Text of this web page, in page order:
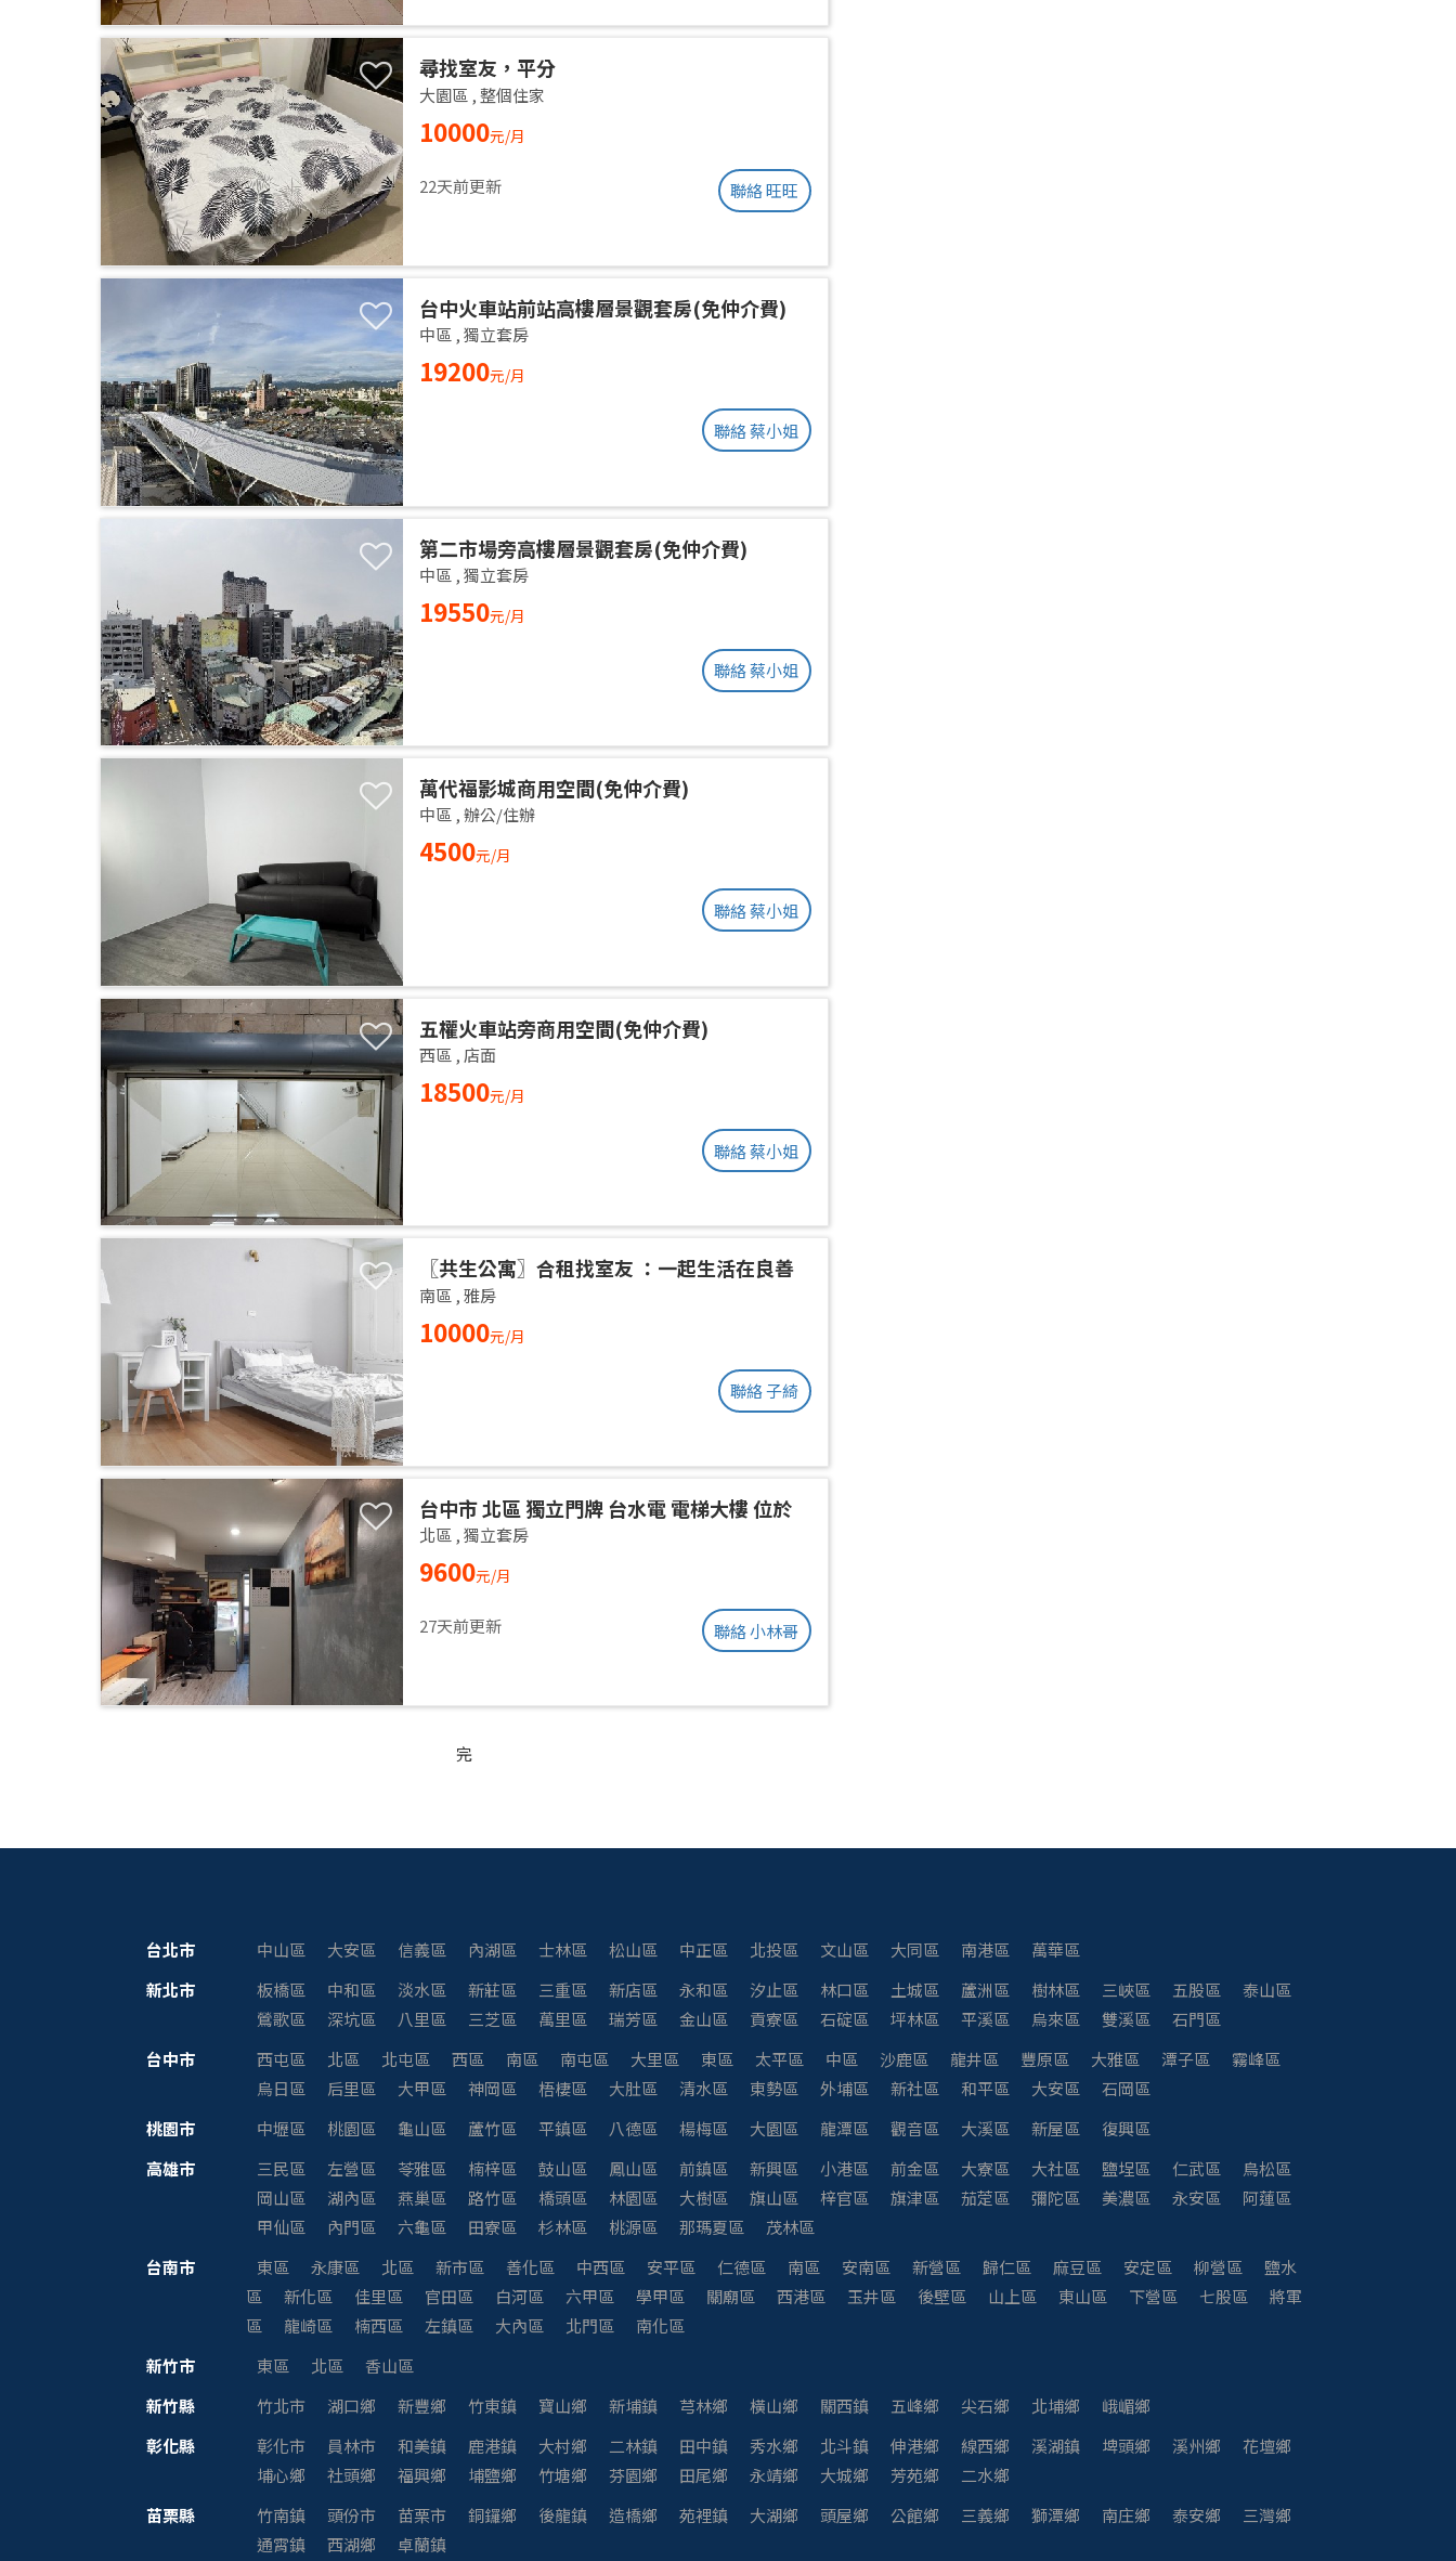
尋找室友，平分
大園區 ,整個住家
10000元/月
22天前更新 聯絡 旺旺
台中火車站前站高樓層景觀套房(免仲介費)
中區 ,獨立套房
19200元/月
聯絡 蔡小姐
第二市場旁高樓層景觀套房(免仲介費)
中區 ,獨立套房
19550元/月
聯絡 蔡小姐
萬代福影城商用空間(免仲介費)
中區 ,辦公/住辦
4500元/月
聯絡 蔡小姐
五權火車站旁商用空間(免仲介費)
西區 , 店面
18500元/月
聯絡 蔡小姐
〖共生公寓〗合租找室友 ：一起生活在良善
的居家環境
南區 ,雅房
10000元/月
聯絡 子綺
台中市 北區 獨立門牌 台水電 電梯大樓 位於
14樓 權狀10坪 有獨立陽台通風採光好 獨曬
獨洗 不會淋雨
北區 ,獨立套房
9600元/月
27天前更新 聯絡 小林哥
完
台北市 中山區 大安區 信義區 內湖區 士林區 松山區 中正區 北投區 文山區 大同區 南港區
萬華區
新北市
板橋區 中和區 淡水區 新莊區 三重區 新店區 永和區 汐止區 林口區 土城區 蘆洲區 樹林區 三峽區 五股區
泰山區
鶯歌區
深坑區 八里區 三芝區 萬里區 瑞芳區 金山區 貢寮區 石碇區 坪林區 平溪區 烏來區 雙溪區
石門區
台中市
西屯區 北區 北屯區 西區 南區 南屯區 大里區 東區 太平區 中區 沙鹿區 龍井區 豐原區 大雅區 潭子區
霧峰區
烏日區
后里區 大甲區 神岡區 梧棲區 大肚區 清水區 東勢區 外埔區 新社區 和平區 大安區
石岡區
桃園市
中壢區 桃園區 龜山區 蘆竹區 平鎮區 八德區 楊梅區 大園區 龍潭區 觀音區 大溪區 新屋區
復興區
高雄市
三民區 左營區 苓雅區 楠梓區 鼓山區 鳳山區 前鎮區 新興區 小港區 前金區 大寮區 大社區 鹽埕區 仁武區
鳥松區
岡山區
湖內區 燕巢區 路竹區 橋頭區 林園區 大樹區 旗山區 梓官區 旗津區 茄萣區 彌陀區 美濃區 永安區
阿蓮區
甲仙區
內門區 六龜區 田寮區 杉林區 桃源區 那瑪夏區
茂林區
台南市
東區 永康區 北區 新市區 善化區 中西區 安平區 仁德區 南區 安南區 新營區 歸仁區 麻豆區 安定區 柳營區
鹽水
區
新化區 佳里區 官田區 白河區 六甲區 學甲區 關廟區 西港區 玉井區 後壁區 山上區 東山區 下營區 七股區
將軍
區
龍崎區 楠西區 左鎮區 大內區 北門區
南化區
新竹市
東區 北區
香山區
新竹縣
竹北市 湖口鄉 新豐鄉 竹東鎮 寶山鄉 新埔鎮 芎林鄉 橫山鄉 關西鎮 五峰鄉 尖石鄉 北埔鄉
峨嵋鄉
彰化縣
彰化市 員林市 和美鎮 鹿港鎮 大村鄉 二林鎮 田中鎮 秀水鄉 北斗鎮 伸港鄉 線西鄉 溪湖鎮 埤頭鄉 溪州鄉
花壇鄉
埔心鄉
社頭鄉 福興鄉 埔鹽鄉 竹塘鄉 芬園鄉 田尾鄉 永靖鄉 大城鄉 芳苑鄉
二水鄉
苗栗縣
竹南鎮 頭份市 苗栗市 銅鑼鄉 後龍鎮 造橋鄉 苑裡鎮 大湖鄉 頭屋鄉 公館鄉 三義鄉 獅潭鄉 南庄鄉 泰安鄉
三灣鄉
通霄鎮
西湖鄉 卓蘭鎮